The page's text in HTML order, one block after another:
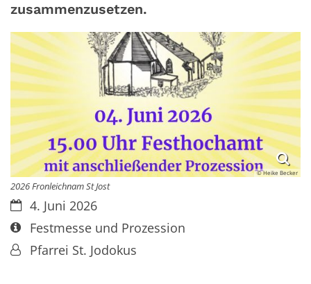
zusammenzusetzen.
© Heike Becker
2026 Fronleichnam St Jost
Datum:
4. Juni 2026
Art bzw. Nummer:
Festmesse und Prozession
Von:Pfarrei St. Jodokus